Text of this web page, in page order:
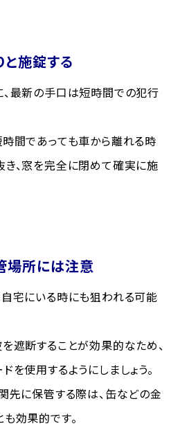
施錠する
最新の手口は短時間での犯行
間であっても車から離れる時
、窓を完全に閉めて確実に施
場所には注意
宅にいる時にも狙われる可能
遮断することが効果的なため、
を使用するようにしましょう。
先に保管する際は、缶などの金
効果的です。